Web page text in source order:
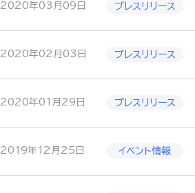
2020年03月09日
2020年02月03日
2020年01月29日
2019年12月25日